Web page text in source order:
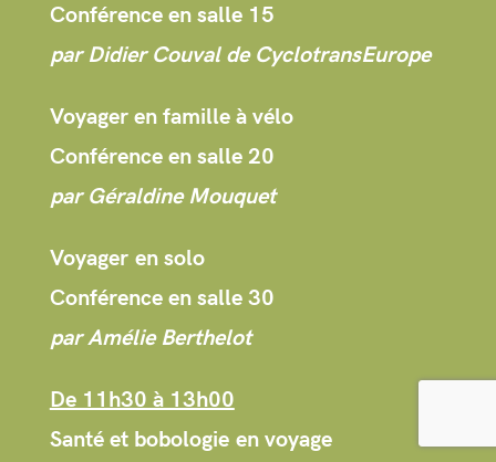
Conférence en salle 15
par Didier Couval de CyclotransEurope
Voyager en famille à vélo
Conférence en salle 20
par Géraldine Mouquet
Voyager en solo
Conférence en salle 30
par Amélie Berthelot
De 11h30 à 13h00
Santé et bobologie en voyage